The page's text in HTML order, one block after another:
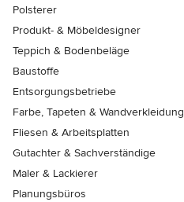
Polsterer
Produkt- & Möbeldesigner
Teppich & Bodenbeläge
Baustoffe
Entsorgungsbetriebe
Farbe, Tapeten & Wandverkleidung
Fliesen & Arbeitsplatten
Gutachter & Sachverständige
Maler & Lackierer
Planungsbüros